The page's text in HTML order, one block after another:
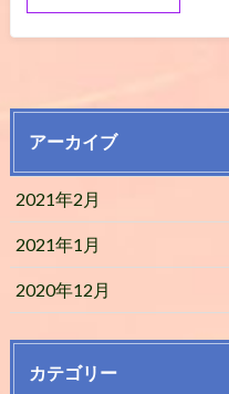
アーカイブ
2021年2月
2021年1月
2020年12月
カテゴリー